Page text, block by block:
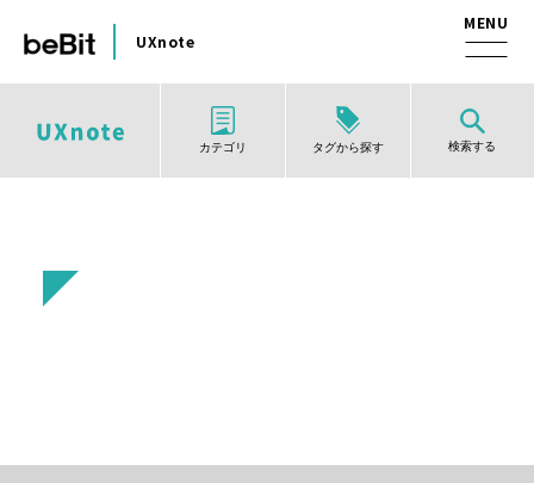
UXnote
カテゴリ タグから探す 検索する